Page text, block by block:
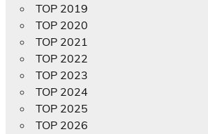
TOP 2019
TOP 2020
TOP 2021
TOP 2022
TOP 2023
TOP 2024
TOP 2025
TOP 2026